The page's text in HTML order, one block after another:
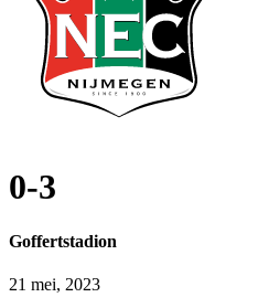
0-3
Goffertstadion
21 mei, 2023